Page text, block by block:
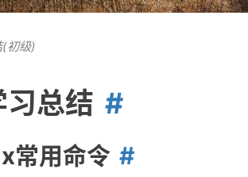
初级)
总结
常用命令